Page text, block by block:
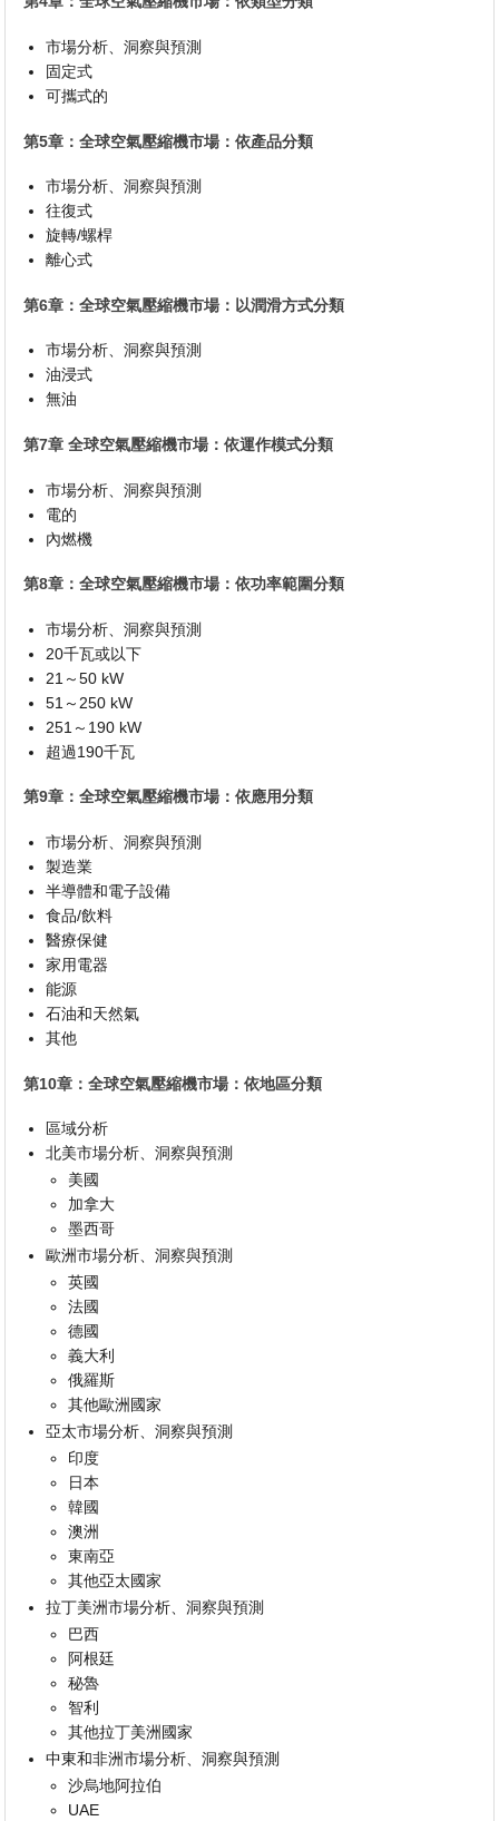
市場分析、洞察與預測
固定式
可攜式的
第5章：全球空氣壓縮機市場：依產品分類
市場分析、洞察與預測
往復式
旋轉/螺桿
離心式
第6章：全球空氣壓縮機市場：以潤滑方式分類
市場分析、洞察與預測
油浸式
無油
第7章 全球空氣壓縮機市場：依運作模式分類
市場分析、洞察與預測
電的
內燃機
第8章：全球空氣壓縮機市場：依功率範圍分類
市場分析、洞察與預測
20千瓦或以下
21～50 kW
51～250 kW
251～190 kW
超過190千瓦
第9章：全球空氣壓縮機市場：依應用分類
市場分析、洞察與預測
製造業
半導體和電子設備
食品/飲料
醫療保健
家用電器
能源
石油和天然氣
其他
第10章：全球空氣壓縮機市場：依地區分類
區域分析
北美市場分析、洞察與預測
美國
加拿大
墨西哥
歐洲市場分析、洞察與預測
英國
法國
德國
義大利
俄羅斯
其他歐洲國家
亞太市場分析、洞察與預測
印度
日本
韓國
澳洲
東南亞
其他亞太國家
拉丁美洲市場分析、洞察與預測
巴西
阿根廷
秘魯
智利
其他拉丁美洲國家
中東和非洲市場分析、洞察與預測
沙烏地阿拉伯
UAE